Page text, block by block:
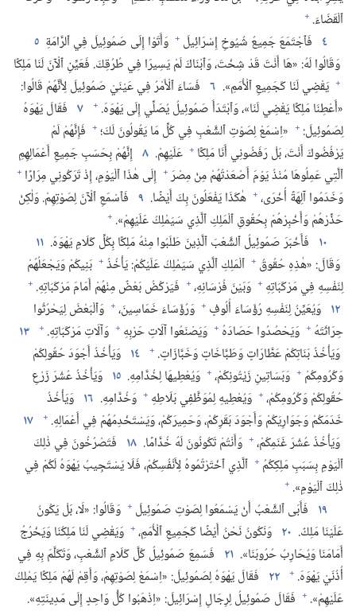
ٱلْقَضَاءَ.‏ +
٤ فَٱجْتَمَعَ جَمِيعُ شُيُوخِ إِسْرَائِيلَ + وَأَتَوْا إِلَى صَمُوئِيلَ فِي ٱلرَّامَةِ ٥
وَقَالُوا لَهُ:‏ «هَا أَنْتَ قَدْ شِخْتَ،‏ وَٱبْنَاكَ لَمْ يَسِيرَا فِي طُرُقِكَ.‏ فَعَيِّنِ ٱلْآنَ لَنَا مَلِكًا
+ يَقْضِي لَنَا كَجَمِيعِ ٱلْأُمَمِ».‏ ٦ فَسَاءَ ٱلْأَمْرُ فِي عَيْنَيْ صَمُوئِيلَ لِأَنَّهُمْ قَالُوا:‏
«أَعْطِنَا مَلِكًا يَقْضِي لَنَا»،‏ وَٱبْتَدَأَ صَمُوئِيلُ يُصَلِّي إِلَى يَهْوَهَ.‏ + ٧ فَقَالَ يَهْوَهُ
لِصَمُوئِيلَ:‏ + «اِسْمَعْ لِصَوْتِ ٱلشَّعْبِ فِي كُلِّ مَا يَقُولُونَ لَكَ؛‏ + فَإِنَّهُمْ لَمْ
يَرْفُضُوكَ أَنْتَ،‏ بَلْ رَفَضُونِي أَنَا مَلِكًا + عَلَيْهِمْ.‏ ٨ إِنَّهُمْ بِحَسَبِ جَمِيعِ أَعْمَالِهِمِ
ٱلَّتِي عَمِلُوهَا مُنْذُ يَوْمَ أَصْعَدْتُهُمْ مِنْ مِصْرَ + إِلَى هٰذَا ٱلْيَوْمِ،‏ إِذْ تَرَكُونِي مِرَارًا +
وَخَدَمُوا آلِهَةً أُخْرَى،‏ + هٰكَذَا يَفْعَلُونَ بِكَ أَيْضًا.‏ ٩ فَٱسْمَعِ ٱلْآنَ لِصَوْتِهِمْ.‏ وَلٰكِنْ
حَذِّرْهُمْ وَأَخْبِرْهُمْ بِحُقُوقِ ٱلْمَلِكِ ٱلَّذِي سَيَمْلِكُ عَلَيْهِمْ».‏ +
١٠ فَأَخْبَرَ صَمُوئِيلُ ٱلشَّعْبَ ٱلَّذِينَ طَلَبُوا مِنْهُ مَلِكًا بِكُلِّ كَلَامِ يَهْوَهَ.‏ ١١
وَقَالَ:‏ «هٰذِهِ حُقُوقُ + ٱلْمَلِكِ ٱلَّذِي سَيَمْلِكُ عَلَيْكُمْ:‏ يَأْخُذُ + بَنِيكُمْ وَيَجْعَلُهُمْ
لِنَفْسِهِ فِي مَرْكَبَاتِهِ + وَبَيْنَ فُرْسَانِهِ،‏ + فَيَرْكُضُ بَعْضٌ مِنْهُمْ أَمَامَ مَرْكَبَاتِهِ.‏ +
١٢ وَيُعَيِّنُ لِنَفْسِهِ رُؤَسَاءَ أُلُوفٍ + وَرُؤَسَاءَ خَمَاسِينَ،‏ + وَٱلْبَعْضَ لِيَحْرُثُوا
حِرَاثَتَهُ + وَيَحْصُدُوا حَصَادَهُ + وَيَصْنَعُوا آلَاتِ حَرْبِهِ + وَآلَاتِ مَرْكَبَاتِهِ.‏ +
١٣
وَيَأْخُذُ بَنَاتِكُمْ عَطَّارَاتٍ وَطَبَّاخَاتٍ وَخَبَّازَاتٍ.‏ + ١٤ وَيَأْخُذُ أَجْوَدَ حُقُولِكُمْ
وَكُرُومِكُمْ + وَبَسَاتِينِ زَيْتُونِكُمْ،‏ + وَيُعْطِيهَا لِخُدَّامِهِ.‏ ١٥ وَيَأْخُذُ عُشْرَ زَرْعِ
حُقُولِكُمْ وَكُرُومِكُمْ،‏ + وَيُعْطِيهِ لِمُوَظَّفِي بَلَاطِهِ + وَخُدَّامِهِ.‏ ١٦ وَيَأْخُذُ
خَدَمَكُمْ وَجَوَارِيَكُمْ وَأَجْوَدَ بَقَرِكُمْ،‏ وَحَمِيرَكُمْ،‏ وَيَسْتَخْدِمُهُمْ فِي أَعْمَالِهِ.‏ +
١٧
وَيَأْخُذُ عُشْرَ غَنَمِكُمْ،‏ + وَأَنْتُمْ تَكُونُونَ لَهُ خُدَّامًا.‏ ١٨ فَتَصْرُخُونَ فِي ذٰلِكَ
ٱلْيَوْمِ بِسَبَبِ مَلِكِكُمُ + ٱلَّذِي ٱخْتَرْتُمُوهُ لِأَنْفُسِكُمْ،‏ فَلَا يَسْتَجِيبُ يَهْوَهُ لَكُمْ فِي
ذٰلِكَ ٱلْيَوْمِ».‏ +
١٩ فَأَبَى ٱلشَّعْبُ أَنْ يَسْمَعُوا لِصَوْتِ صَمُوئِيلَ + وَقَالُوا:‏ «لَا،‏ بَلْ يَكُونُ
عَلَيْنَا مَلِكٌ.‏ ٢٠ وَنَكُونُ نَحْنُ أَيْضًا كَجَمِيعِ ٱلْأُمَمِ،‏ + وَيَقْضِي لَنَا مَلِكُنَا وَيَخْرُجُ
أَمَامَنَا وَيُحَارِبُ حُرُوبَنَا».‏ ٢١ فَسَمِعَ صَمُوئِيلُ كُلَّ كَلَامِ ٱلشَّعْبِ،‏ وَتَكَلَّمَ بِهِ فِي
أُذُنَيْ يَهْوَهَ.‏ + ٢٢ فَقَالَ يَهْوَهُ لِصَمُوئِيلَ:‏ «اِسْمَعْ لِصَوْتِهِمْ،‏ وَأَقِمْ لَهُمْ مَلِكًا يَمْلِكُ
عَلَيْهِمْ».‏ + فَقَالَ صَمُوئِيلُ لِرِجَالِ إِسْرَائِيلَ:‏ «اِذْهَبُوا كُلُّ وَاحِدٍ إِلَى مَدِينَتِهِ».‏